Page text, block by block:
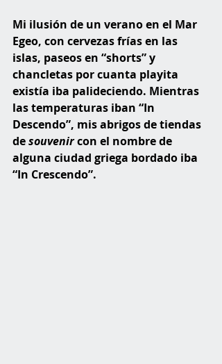
Mi ilusión de un verano en el Mar
Egeo, con cervezas frías en las
islas, paseos en “shorts” y
chancletas por cuanta playita
existía iba palideciendo. Mientras
las temperaturas iban “In
Descendo”, mis abrigos de tiendas
de souvenir con el nombre de
alguna ciudad griega bordado iba
“In Crescendo”.